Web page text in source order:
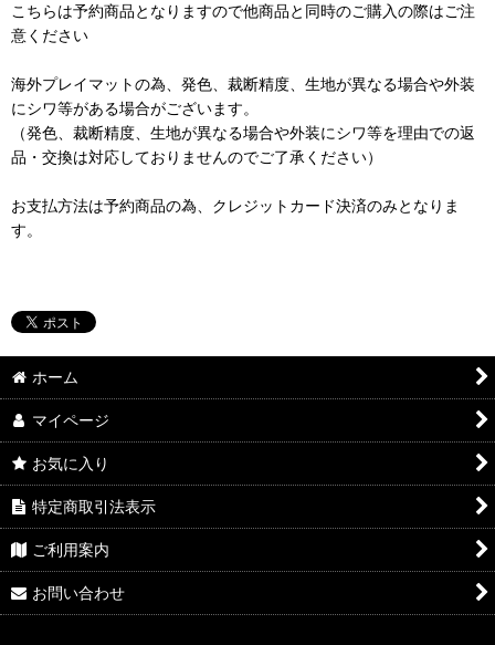
こちらは予約商品となりますので他商品と同時のご購入の際はご注
意ください
海外プレイマットの為、発色、裁断精度、生地が異なる場合や外装
にシワ等がある場合がございます。
（発色、裁断精度、生地が異なる場合や外装にシワ等を理由での返
品・交換は対応しておりませんのでご了承ください）
お支払方法は予約商品の為、クレジットカード決済のみとなりま
す。
ホーム
マイページ
お気に入り
特定商取引法表示
ご利用案内
お問い合わせ